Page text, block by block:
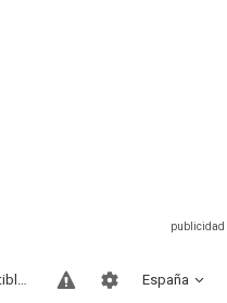
España
Sitios compatibles